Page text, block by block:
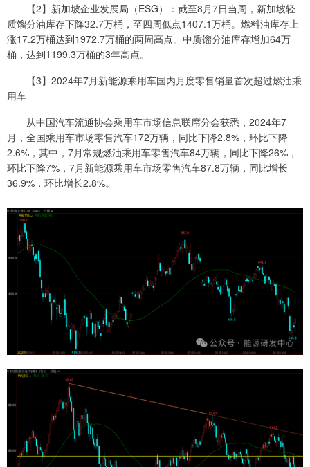
【2】新加坡企业发展局（ESG）：截至8月7日当周，新加坡轻
质馏分油库存下降32.7万桶，至四周低点1407.1万桶。燃料油库存上
涨17.2万桶达到1972.7万桶的两周高点。中质馏分油库存增加64万
桶，达到1199.3万桶的3年高点。
【3】2024年7月新能源乘用车国内月度零售销量首次超过燃油乘
用车
从中国汽车流通协会乘用车市场信息联席分会获悉，2024年7
月，全国乘用车市场零售汽车172万辆，同比下降2.8%，环比下降
2.6%，其中，7月常规燃油乘用车零售汽车84万辆，同比下降26%，
环比下降7%，7月新能源乘用车市场零售汽车87.8万辆，同比增长
36.9%，环比增长2.8%。